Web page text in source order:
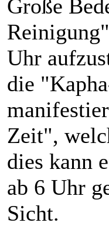
Große
Uhr
die
Zeit",
dies kann
ab 6 Uhr
Sicht.